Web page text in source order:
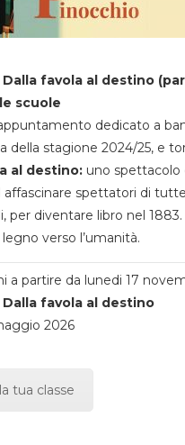
favola al destino
scuole
dedicato a
della stagione 2024/25, e
al destino:uno spettacolo
affascinare spettatori di
per diventare libro nel
legno verso l’umanità.
a partire da lunedi 17
favola al destino
2026
tua classe